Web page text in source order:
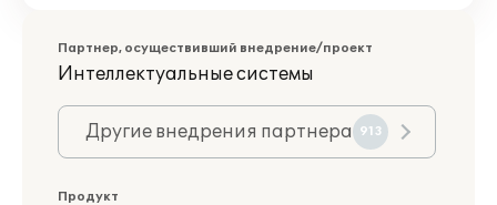
Партнер, осуществивший внедрение/проект
Интеллектуальные системы
Другие внедрения партнера 913
Продукт